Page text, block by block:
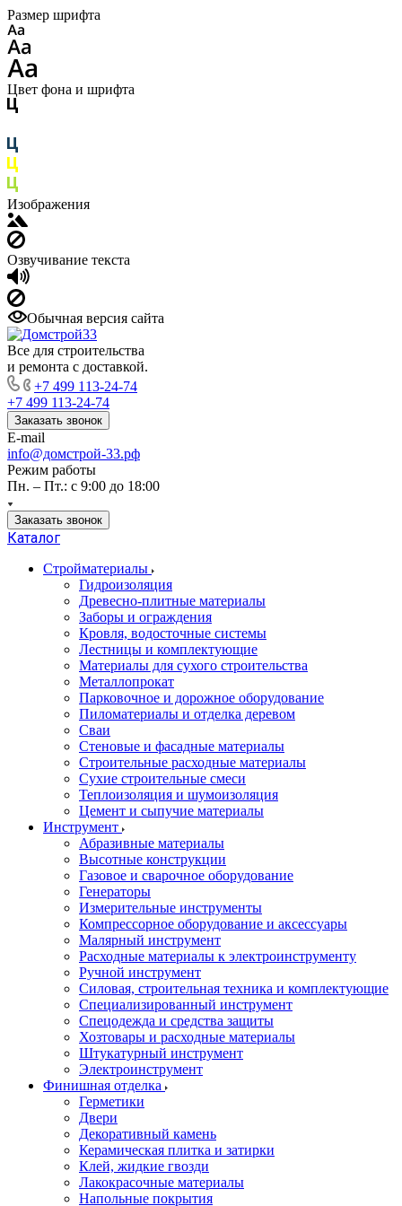
Размер шрифта
Цвет фона и шрифта
Изображения
Озвучивание текста
Обычная версия сайта
Все для строительства
и ремонта с доставкой.
+7 499 113-24-74
+7 499 113-24-74
Заказать звонок
E-mail
info@домстрой-33.рф
Режим работы
Пн. – Пт.: с 9:00 до 18:00
Заказать звонок
Каталог
Стройматериалы
Гидроизоляция
Древесно-плитные материалы
Заборы и ограждения
Кровля, водосточные системы
Лестницы и комплектующие
Материалы для сухого строительства
Металлопрокат
Парковочное и дорожное оборудование
Пиломатериалы и отделка деревом
Сваи
Стеновые и фасадные материалы
Строительные расходные материалы
Сухие строительные смеси
Теплоизоляция и шумоизоляция
Цемент и сыпучие материалы
Инструмент
Абразивные материалы
Высотные конструкции
Газовое и сварочное оборудование
Генераторы
Измерительные инструменты
Компрессорное оборудование и аксессуары
Малярный инструмент
Расходные материалы к электроинструменту
Ручной инструмент
Силовая, строительная техника и комплектующие
Специализированный инструмент
Спецодежда и средства защиты
Хозтовары и расходные материалы
Штукатурный инструмент
Электроинструмент
Финишная отделка
Герметики
Двери
Декоративный камень
Керамическая плитка и затирки
Клей, жидкие гвозди
Лакокрасочные материалы
Напольные покрытия